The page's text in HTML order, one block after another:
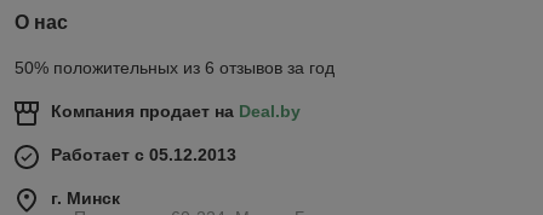
О нас
50% положительных из 6 отзывов за год
Компания продает на Deal.by
Работает с 05.12.2013
г. Минск